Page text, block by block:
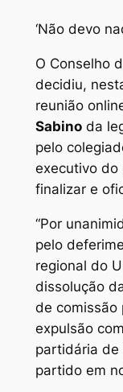
‘Não devo
O Conselho
decidiu,
reunião
Sabinoda
pelo
executivo do
finalizar e
“Por
pelo
regional do
dissolução
de comissão
expulsão
partidária de
partido em